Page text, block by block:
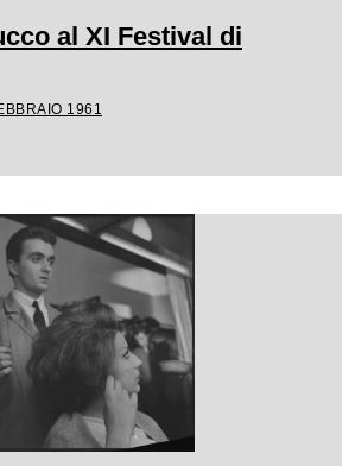
al XI Festival di
1961